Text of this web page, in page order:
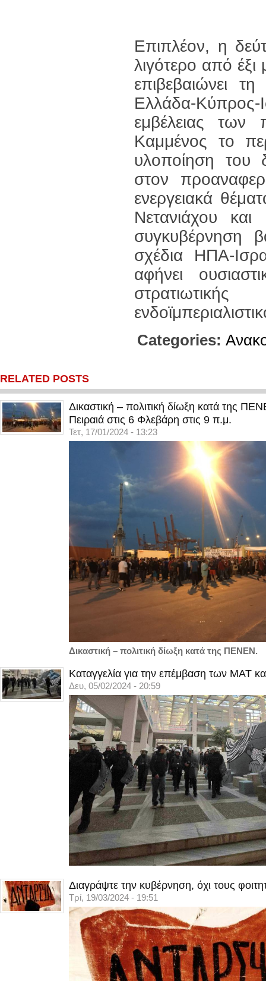
Επιπλέον, η
λιγότερο από
επιβεβαιώνει
Ελλάδα-Κύπρος-
εμβέλειας
Καμμένος το
υλοποίηση του
στον
ενεργειακά
Νετανιάχου
συγκυβέρνηση
σχέδια ΗΠΑ-
αφήνει
Categories:
RELATED POSTS
Δικαστική – πολιτική δίωξη κατά της
Πειραιά στις 6 Φλεβάρη στις 9 π.μ.
Τετ, 17/01/2024 - 13:23
Δικαστική – πολιτική δίωξη κατά της ΠΕΝΕΝ.
Καταγγελία για την επέμβαση των ΜΑΤ
Δευ, 05/02/2024 - 20:59
Διαγράψτε την κυβέρνηση, όχι τους
Τρί, 19/03/2024 - 19:51